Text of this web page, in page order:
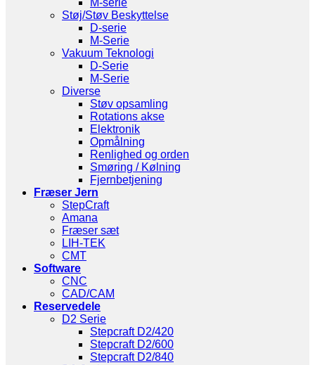
Støj/Støv Beskyttelse
D-serie
M-Serie
Vakuum Teknologi
D-Serie
M-Serie
Diverse
Støv opsamling
Rotations akse
Elektronik
Opmålning
Renlighed og orden
Smøring / Kølning
Fjernbetjening
Fræser Jern
StepCraft
Amana
Fræser sæt
LIH-TEK
CMT
Software
CNC
CAD/CAM
Reservedele
D2 Serie
Stepcraft D2/420
Stepcraft D2/600
Stepcraft D2/840